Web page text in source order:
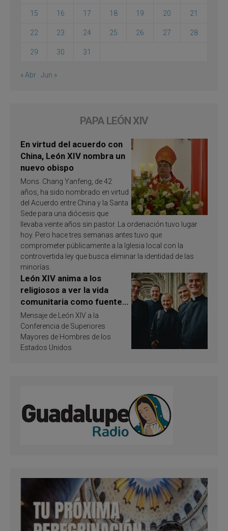
15 16 17 18 19 20 21
22 23 24 25 26 27 28
29 30 31
« Abr Jun »
PAPA LEÓN XIV
En virtud del acuerdo con
China, León XIV nombra un
nuevo obispo
Mons. Chang Yanfeng, de 42
años, ha sido nombrado en virtud
del Acuerdo entre China y la Santa
Sede para una diócesis que
llevaba veinte años sin pastor. La ordenación tuvo lugar
hoy. Pero hace tres semanas antes tuvo que
comprometer públicamente a la Iglesia local con la
controvertida ley que busca eliminar la identidad de las
minorías.
León XIV anima a los
religiosos a ver la vida
comunitaria como fuente
de inspiración y
santificación
Mensaje de León XIV a la
Conferencia de Superiores
Mayores de Hombres de los
Estados Unidos